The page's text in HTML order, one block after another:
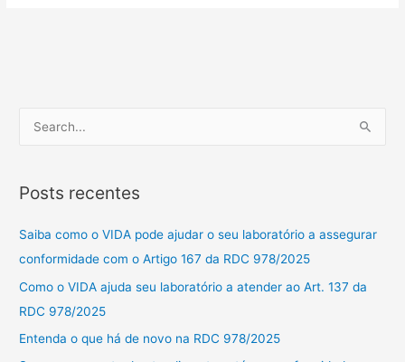
q
u
Posts recentes
Saiba como o VIDA pode ajudar o seu laboratório a assegurar
conformidade com o Artigo 167 da RDC 978/2025
Como o VIDA ajuda seu laboratório a atender ao Art. 137 da
RDC 978/2025
Entenda o que há de novo na RDC 978/2025